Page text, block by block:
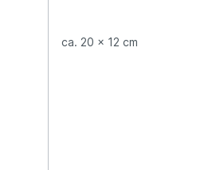
ca. 20 x 12 cm